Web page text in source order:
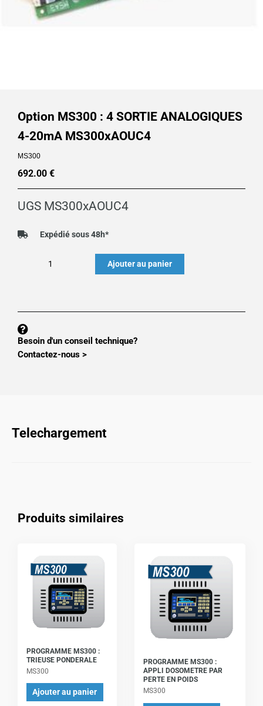
Option MS300 : 4 SORTIE ANALOGIQUES
4-20mA MS300xAOUC4
MS300
692.00 €
UGS MS300xAOUC4
Expédié sous 48h*
4
Ajouter au panier
Besoin d'un conseil technique?
Contactez-nous >
Telechargement
Produits similaires
PROGRAMME MS300 :
TRIEUSE PONDERALE
MS300
Ajouter au panier
PROGRAMME MS300 :
APPLI DOSOMETRE PAR
PERTE EN POIDS
MS300